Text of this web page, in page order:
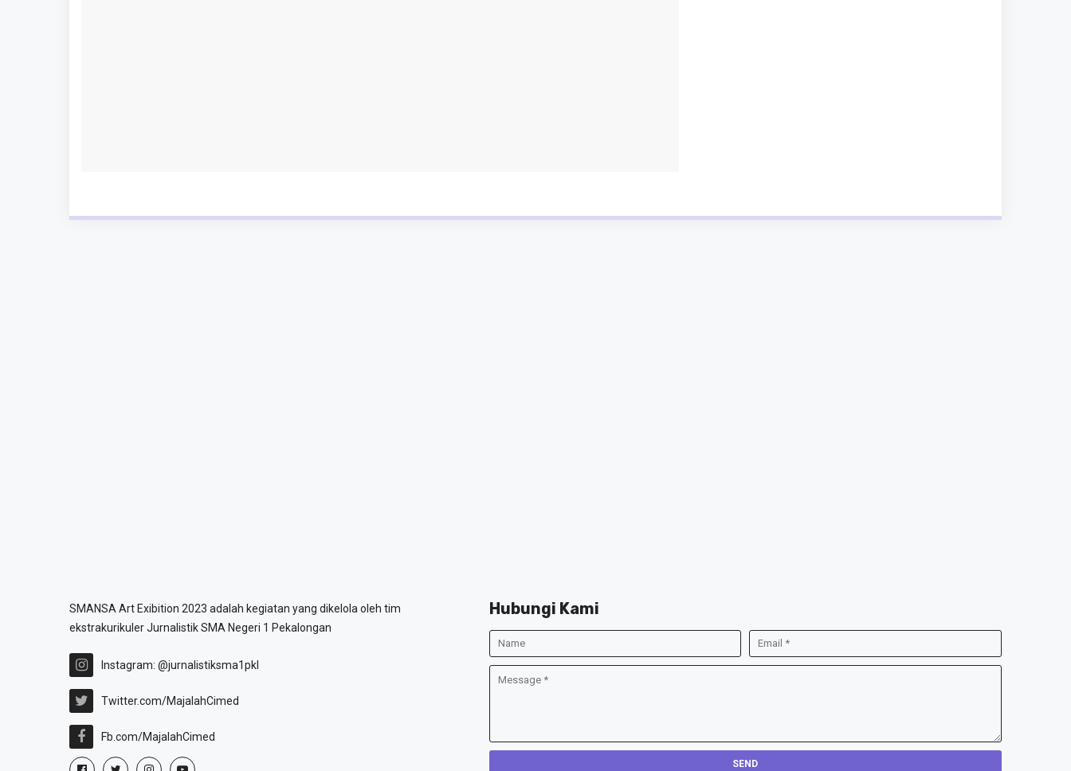
SMANSA Art Exibition 2023 adalah kegiatan yang dikelola oleh tim
ekstrakurikuler Jurnalistik SMA Negeri 1 Pekalongan
Instagram: @jurnalistiksma1pkl
Twitter.com/MajalahCimed
Fb.com/MajalahCimed
Hubungi Kami